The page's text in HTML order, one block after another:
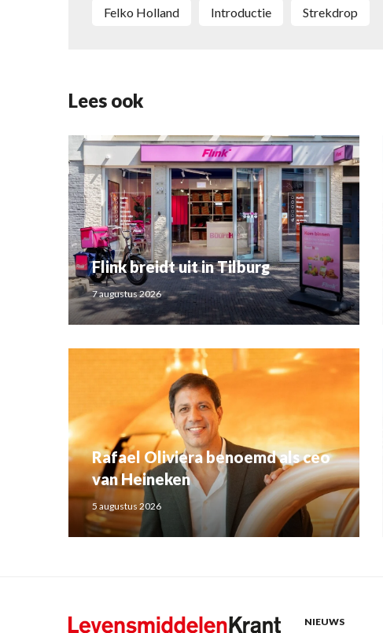
Felko Holland Introductie Strekdrop
Lees ook
Flink breidt uit in Tilburg
7 augustus 2026
Rafael Oliviera benoemd als ceo
van Heineken
5 augustus 2026
NIEUWS